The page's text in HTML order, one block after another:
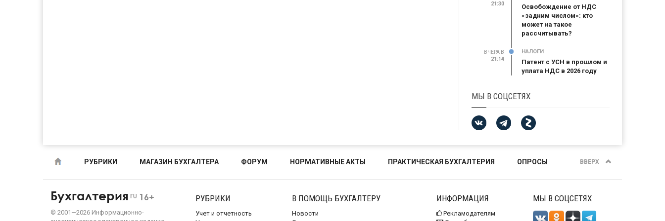
21:30
21:30
Освобождение от НДС
«задним числом»: кто
может на такое
рассчитывать?
ВЧЕРА В
21:14
21:14
НАЛОГИ
Патент с УСН в прошлом и
уплата НДС в 2026 году
МЫ В СОЦСЕТЯХ
РУБРИКИ МАГАЗИН БУХГАЛТЕРА ФОРУМ НОРМАТИВНЫЕ АКТЫ ПРАКТИЧЕСКАЯ БУХГАЛТЕРИЯ ОПРОСЫ ВВЕРХ
Бухгалтерия ru 16+
© 2001—2026 Информационно-
РУБРИКИ
Учет и отчетность
В ПОМОЩЬ БУХГАЛТЕРУ
Новости
ИНФОРМАЦИЯ
Рекламодателям
МЫ В СОЦСЕТЯХ